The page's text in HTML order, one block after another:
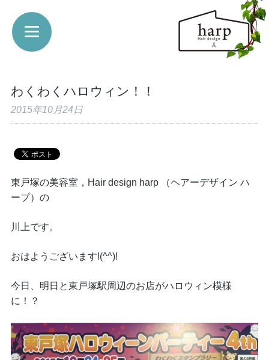
わくわくハロウィン！！
2015年10月24日
東戸塚の美容室，Hair design harp （ヘアーデザイン ハ
ープ）の
川上です。
おはようございます!(^^)!
今日、明日と東戸塚駅周辺のお店がハロウィン模様
に！？